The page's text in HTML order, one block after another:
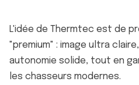
L'idée de Thermtec est de
"premium" : image ultra
autonomie solide, tout en
les chasseurs modernes.